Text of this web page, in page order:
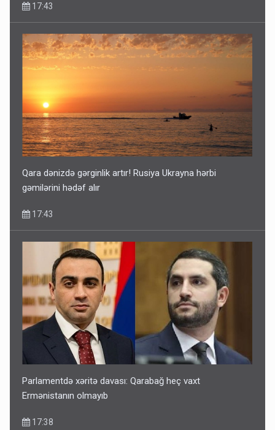
17:43
Qara dənizdə gərginlik artır! Rusiya Ukrayna hərbi
gəmilərini hədəf alır
17:43
Parlamentdə xəritə davası: Qarabağ heç vaxt
Ermənistanın olmayıb
17:38